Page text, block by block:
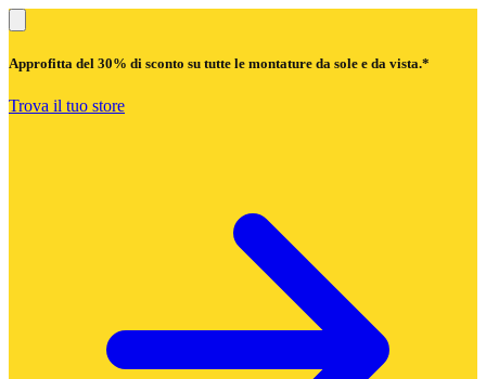
Approfitta del 30% di sconto su tutte le montature da sole e da vista.*
Trova il tuo store